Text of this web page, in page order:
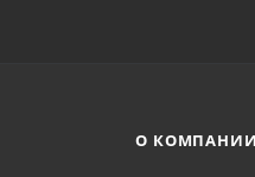
О КОМПАНИИ